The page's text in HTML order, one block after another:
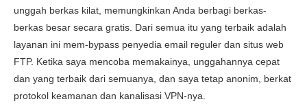
unggah berkas kilat, memungkinkan Anda berbagi berkas-
berkas besar secara gratis. Dari semua itu yang terbaik adalah
layanan ini mem-bypass penyedia email reguler dan situs web
FTP. Ketika saya mencoba memakainya, unggahannya cepat
dan yang terbaik dari semuanya, dan saya tetap anonim, berkat
protokol keamanan dan kanalisasi VPN-nya.